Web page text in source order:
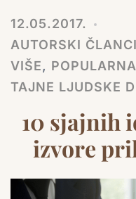
12.05.2017.
AUTORSKI
VIŠE,
TAJNE LJUDSKE
10 sjajnih
izvore